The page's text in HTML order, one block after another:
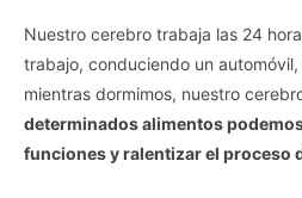
Nuestro cerebro trabaja las 24
trabajo, conduciendo un
mientras dormimos, nuestro
determinados alimentos
funciones y ralentizar el proceso